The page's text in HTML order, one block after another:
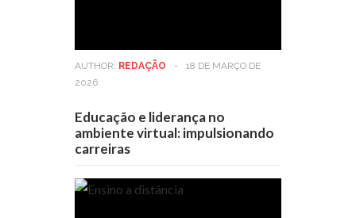
AUTHOR: REDAÇÃO -
18 DE MARÇO DE
2026
Educação e liderança no
ambiente virtual: impulsionando
carreiras